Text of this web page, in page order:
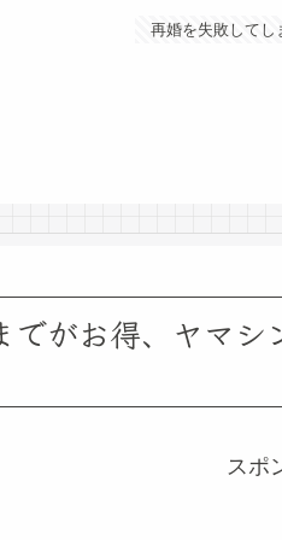
再婚を失敗してし
でがお得、ヤマシ
スポ